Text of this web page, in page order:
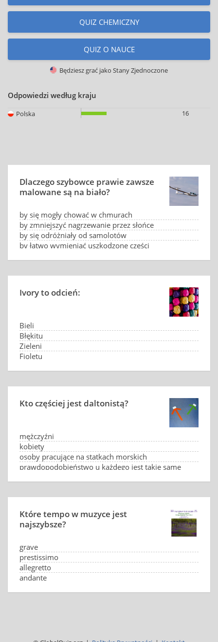
QUIZ CHEMICZNY
QUIZ O NAUCE
Będziesz grać jako Stany Zjednoczone
Odpowiedzi według kraju
Polska 16
Dlaczego szybowce prawie zawsze
malowane są na biało?
by się mogły chować w chmurach
by zmniejszyć nagrzewanie przez słońce
by się odróżniały od samolotów
by łatwo wymieniać uszkodzone części
Ivory to odcień:
Bieli
Błękitu
Zieleni
Fioletu
Kto częściej jest daltonistą?
mężczyźni
kobiety
osoby pracujące na statkach morskich
prawdopodobieństwo u każdego jest takie same
Które tempo w muzyce jest
najszybsze?
grave
prestissimo
allegretto
andante